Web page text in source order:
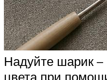
Надуйте шарик –
цвета при